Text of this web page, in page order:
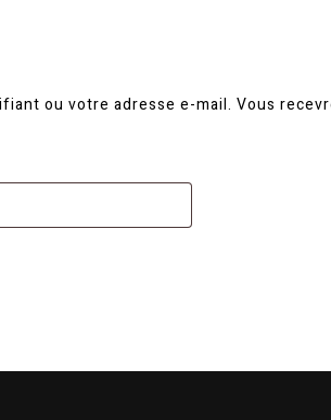
ou votre adresse e-mail. Vous